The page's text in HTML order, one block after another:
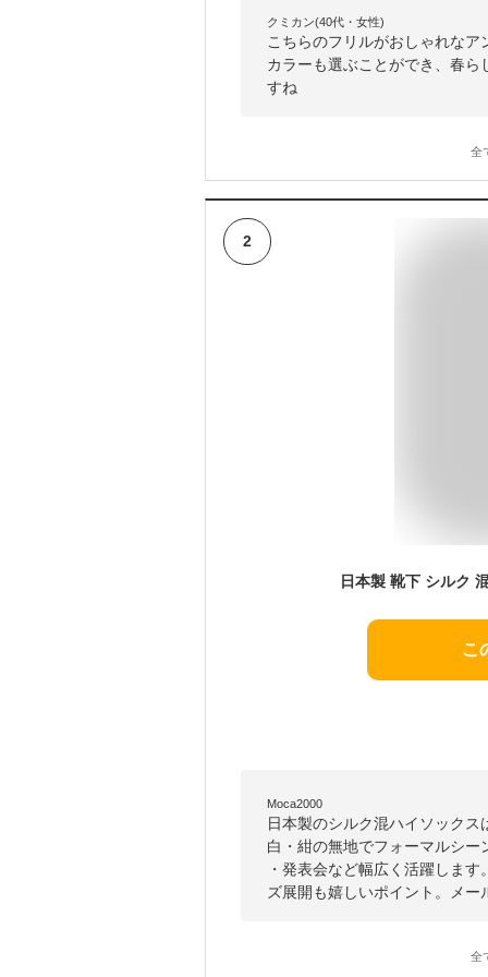
クミカン(40代・女性)
こちらのフリルがおしゃれな
カラーも選ぶことができ、春
すね
全
2
こ
Moca2000
日本製のシルク混ハイソック
白・紺の無地でフォーマルシ
・発表会など幅広く活躍しま
ズ展開も嬉しいポイント。メ
全